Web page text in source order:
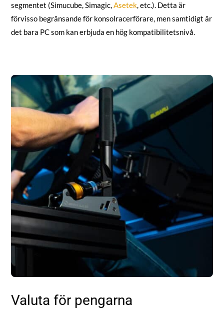
segmentet (Simucube, Simagic,Asetek, etc.). Detta är
förvisso begränsande för konsolracerförare, men samtidigt är
det bara PC som kan erbjuda en hög kompatibilitetsnivå.
Valuta för pengarna